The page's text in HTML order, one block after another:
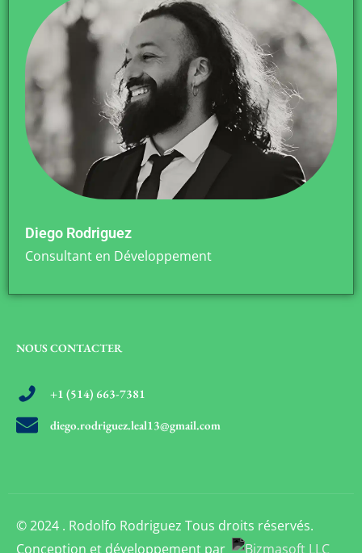
Diego Rodriguez
Consultant en Développement
NOUS CONTACTER
+1 (514) 663-7381
diego.rodriguez.leal13@gmail.com
© 2024 . Rodolfo Rodriguez Tous droits réservés.
Conception et développement par